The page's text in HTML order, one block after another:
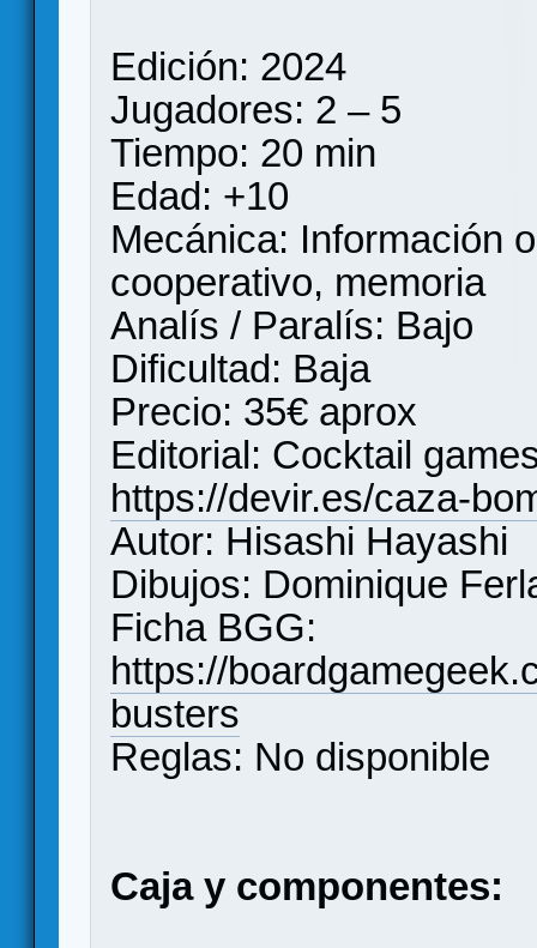
Edición: 2024
Jugadores: 2 – 5
Tiempo: 20 min
Edad: +10
Mecánica: Información
cooperativo, memoria
Analís / Paralís: Bajo
Dificultad: Baja
Precio: 35€ aprox
Editorial: Cocktail
https://devir.es/caza-
Autor: Hisashi Hayashi
Dibujos: Dominique
Ficha BGG:
https://
busters
Reglas: No disponible
Caja y componentes: